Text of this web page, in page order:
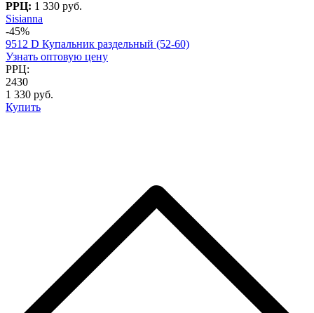
РРЦ: 1 330 руб.
Sisianna
-45%
9512 D Купальник раздельный (52-60)
Узнать оптовую цену
РРЦ:
2430
1 330 руб.
Купить